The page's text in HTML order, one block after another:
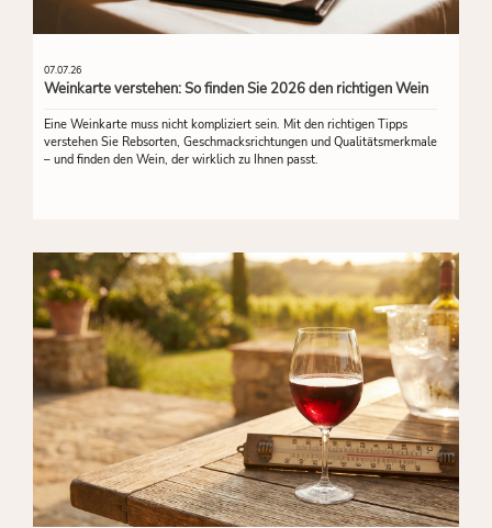
07.07.26
Weinkarte verstehen: So finden Sie 2026 den richtigen Wein
Eine Weinkarte muss nicht kompliziert sein. Mit den richtigen Tipps
verstehen Sie Rebsorten, Geschmacksrichtungen und Qualitätsmerkmale
– und finden den Wein, der wirklich zu Ihnen passt.